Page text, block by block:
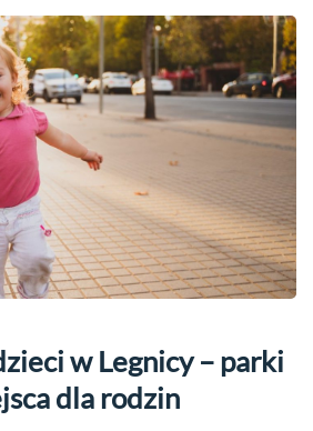
w Legnicy – parki
dla rodzin